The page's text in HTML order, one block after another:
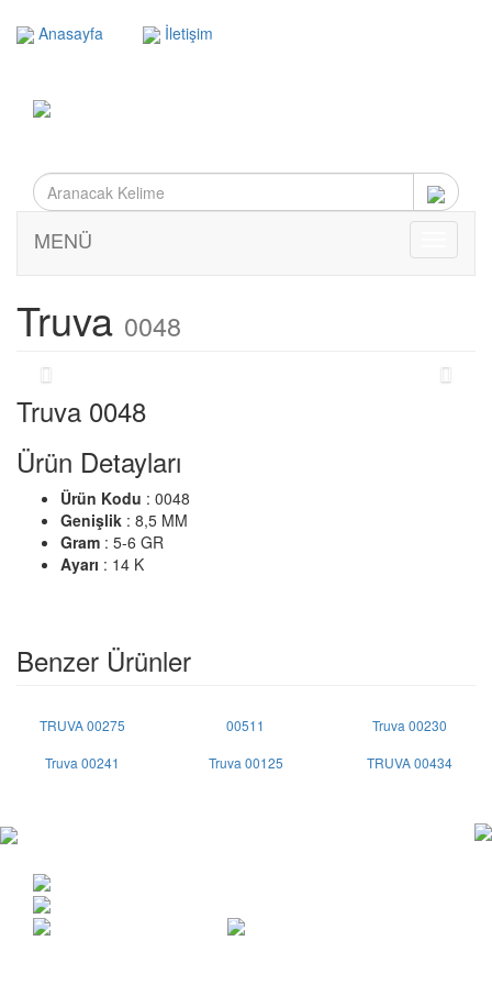
Anasayfa İletişim
MENÜ
Truva 0048
Truva 0048
Ürün Detayları
Ürün Kodu : 0048
Genişlik : 8,5 MM
Gram : 5-6 GR
Ayarı : 14 K
Benzer Ürünler
TRUVA 00275 00511
Truva 00230
Truva 00241
Truva 00125 TRUVA 00434